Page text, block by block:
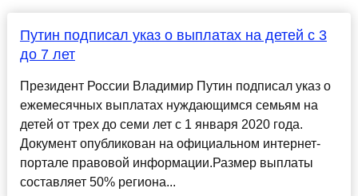
Путин подписал указ о выплатах на детей с 3
до 7 лет
Президент России Владимир Путин подписал указ о
ежемесячных выплатах нуждающимся семьям на
детей от трех до семи лет с 1 января 2020 года.
Документ опубликован на официальном интернет-
портале правовой информации.Размер выплаты
составляет 50% региона...